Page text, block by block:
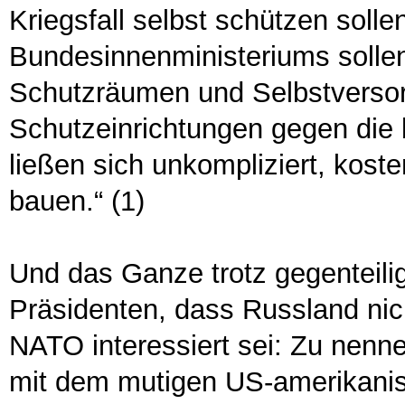
Kriegsfall selbst schützen
Bundesinnenministeriums
Schutzräumen und
Schutzeinrichtungen gegen
ließen sich unkompliziert,
bauen.“ (1)
Und das Ganze trotz
Präsidenten, dass Russland
NATO interessiert sei: Zu
mit dem mutigen US-